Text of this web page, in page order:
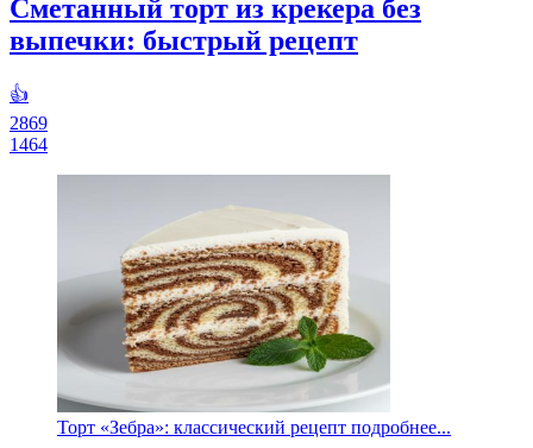
Сметанный торт из крекера без
выпечки: быстрый рецепт
👍
2869
1464
Торт «Зебра»: классический рецепт подробнее...